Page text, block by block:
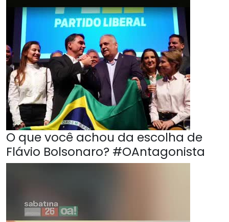
O que você achou da escolha de
Flávio Bolsonaro? #OAntagonista